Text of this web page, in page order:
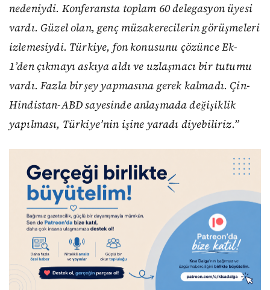
nedeniydi. Konferansta toplam 60 delegasyon üyesi
vardı. Güzel olan, genç müzakerecilerin görüşmeleri
izlemesiydi. Türkiye, fon konusunu çözünce Ek-
1’den çıkmayı askıya aldı ve uzlaşmacı bir tutumu
vardı. Fazla birşey yapmasına gerek kalmadı. Çin-
Hindistan-ABD sayesinde anlaşmada değişiklik
yapılması, Türkiye’nin işine yaradı diyebiliriz.”